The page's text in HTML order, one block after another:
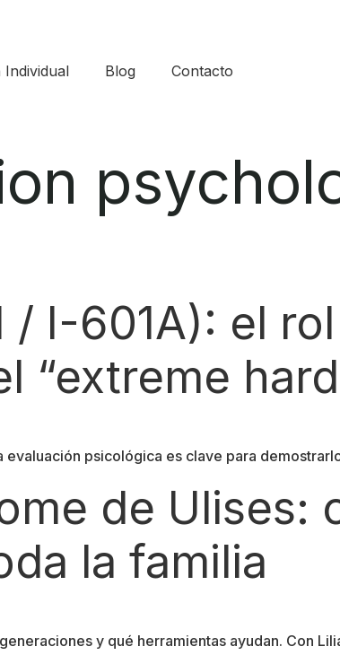
Individual Blog Contacto
I-601A): el
“extreme
psicológica es clave para
de Ulises:
la familia
y qué herramientas ayudan. Con